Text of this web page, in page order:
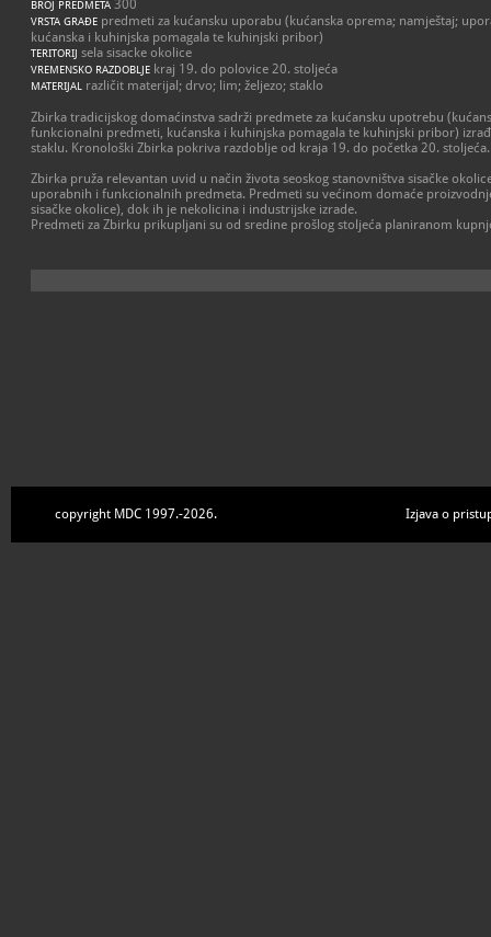
BROJ PREDMETA 300
VRSTA GRAĐE predmeti za kućansku uporabu (kućanska oprema; namještaj;
kućanska i kuhinjska pomagala te kuhinjski pribor)
TERITORIJ sela sisacke okolice
VREMENSKO RAZDOBLJE kraj 19. do polovice 20. stoljeća
MATERIJAL različit materijal; drvo; lim; željezo; staklo
Zbirka tradicijskog domaćinstva sadrži predmete za kućansku upotrebu
funkcionalni predmeti, kućanska i kuhinjska pomagala te kuhinjski pribor)
staklu. Kronološki Zbirka pokriva razdoblje od kraja 19. do početka 20. stoljeća.
Zbirka pruža relevantan uvid u način života seoskog stanovništva sisačke
uporabnih i funkcionalnih predmeta. Predmeti su većinom domaće
sisačke okolice), dok ih je nekolicina i industrijske izrade.
Predmeti za Zbirku prikupljani su od sredine prošlog stoljeća planiranom
copyright MDC 1997.-2026. Izjava o